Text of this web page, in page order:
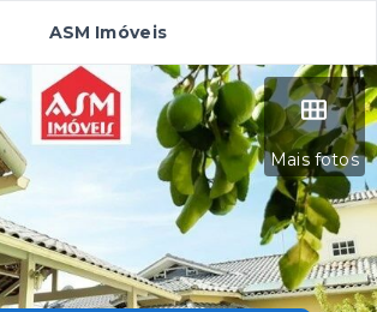
ASM Imóveis
Mais fotos